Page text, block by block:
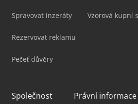
Spravovat inzeráty
Rezervovat reklamu
Pečeť důvěry
Vzorová kupní
Společnost Právní informace